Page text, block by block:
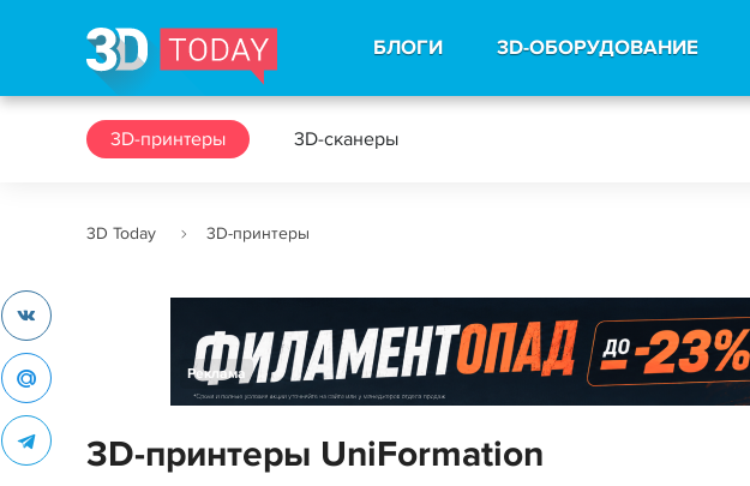
БЛОГИ 3D-ОБОРУДОВАНИЕ
3D-принтеры 3D-сканеры
3D Today 3D-принтеры
Реклама
3D-принтеры UniFormation